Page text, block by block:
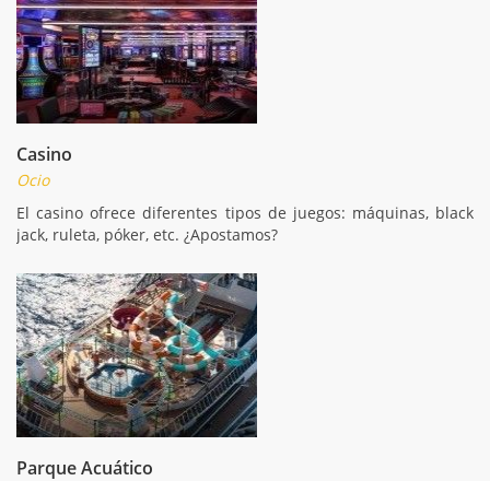
Casino
Ocio
El casino ofrece diferentes tipos de juegos: máquinas, black
jack, ruleta, póker, etc. ¿Apostamos?
Parque Acuático